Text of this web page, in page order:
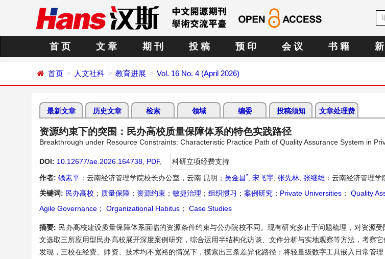
首 页 文 章 期 刊 投 稿 预 印 会 议 书 籍
首页 人文社科 教育进展 Vol. 16 No. 4 (April 2026)
最新文章 历史文章 检索 领域 编委 投稿须知 文章处理费
资源约束下的突围：民办高校质量保障体系的特色实践路径
Breakthrough under Resource Constraints: Characteristic Practice Path of Quality Assurance System in
DOI: 10.12677/ae.2026.164738 PDF,
科研立项经费支持
作者: 钱素平 ：云南经济管理学院校长办公室，云南 昆明； 吴金昌* 宋飞宇 张先林 张继雄 ：云南经济管理
关键词: 民办高校 ； 质量保障 ； 资源约束 ； 敏捷治理 ； 组织惯习 ； 案例研究 ； Private Universities ； Quality
Agile Governance ； Organizational Habitus ； Case Studies
摘要: 民办高校建设质量保障体系面临的资源条件约束与公办院校不同。现有研究多止于问题梳理，对资源
文选取三所应用型民办高校展开深度案例研究，综合运用半结构化访谈、文件分析与实地观察等方法，考察
发现，三校在经费、师资、技术均不宽裕的情况下，摸索出三条差异化路径：将轻量级数字工具嵌入日常管